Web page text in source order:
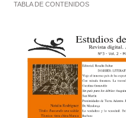
TABLA DE CONTENIDOS